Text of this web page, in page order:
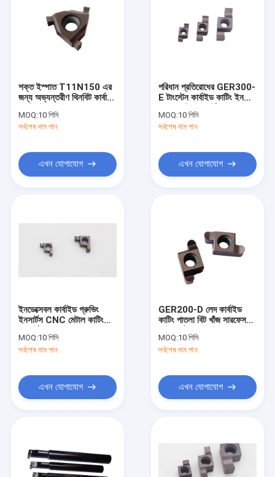
আমাদের সম্পর্কে
শক্ত ইস্পাত T11N150 এর
জন্য অভ্যন্তরীণ থিনবিট কার্বাইড
MOQ:10 পিসি
সর্বশেষ দাম পান
এখন যোগাযোগ
পরিধান প্রতিরোধের GER300-
E টাংস্টেন কার্বাইড কাটিং ইনসার্ট
MOQ:10 পিসি
সর্বশেষ দাম পান
এখন যোগাযোগ
ইনডেক্সেবল কার্বাইড গ্রুভিং
ইনসার্টস CNC মেটাল কাটিং
MOQ:10 পিসি
সর্বশেষ দাম পান
এখন যোগাযোগ
GER200-D লেদ কার্বাইড
কাটিং পাতলা বিট খাঁজ সারফেস
MOQ:10 পিসি
সর্বশেষ দাম পান
এখন যোগাযোগ